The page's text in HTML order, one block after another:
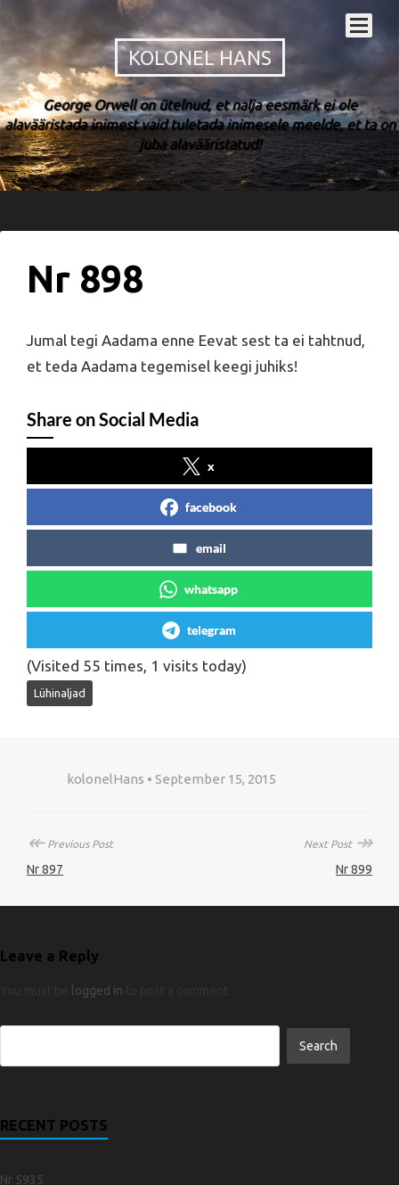
KOLONEL HANS
George Orwell on ütelnud, et nalja eesmärk ei ole
alavääristada inimest vaid tuletada inimesele meelde, et ta on
juba alavääristatud!
Nr 898
Jumal tegi Aadama enne Eevat sest ta ei tahtnud,
et teda Aadama tegemisel keegi juhiks!
Share on Social Media
x
facebook
email
whatsapp
telegram
(Visited 55 times, 1 visits today)
Lühinaljad
kolonelHans • September 15, 2015
↞Previous Post
Nr 897
Next Post ↠
Nr 899
Leave a Reply
logged in
RECENT POSTS
Nr 5935